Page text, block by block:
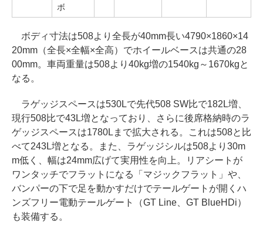
ボ
ボディ寸法は508より全長が40mm長い4790×1860×14
20mm（全長×全幅×全高）でホイールベースは共通の28
00mm。車両重量は508より40kg増の1540kg～1670kgと
なる。
ラゲッジスペースは530Lで先代508 SW比で182L増、
現行508比で43L増となっており、さらに後席格納時のラ
ゲッジスペースは1780Lまで拡大される。これは508と比
べて243L増となる。また、ラゲッジシルは508より30m
m低く、幅は24mm広げて実用性を向上。リアシートが
ワンタッチでフラットになる「マジックフラット」や、
バンパーの下で足を動かすだけでテールゲートが開くハ
ンズフリー電動テールゲート（GT Line、GT BlueHDi）
も装備する。